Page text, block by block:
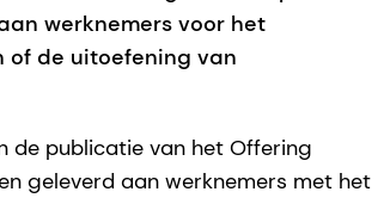
werknemers voor het
of de uitoefening van
de publicatie van het Offering
geleverd aan werknemers met het